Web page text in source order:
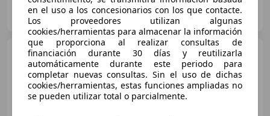
V8 MOTORS
ES-12006 C/ MONACO 28
Mercedes-Benz A 1807G-
DCT
en el uso a los concesionarios con los que contacte.
Los proveedores utilizan algunas
cookies/herramientas para almacenar la información
que proporciona al realizar consultas de
financiación durante 30 días y reutilizarla
automáticamente durante este periodo para
completar nuevas consultas. Sin el uso de dichas
cookies/herramientas, estas funciones ampliadas no
se pueden utilizar total o parcialmente.